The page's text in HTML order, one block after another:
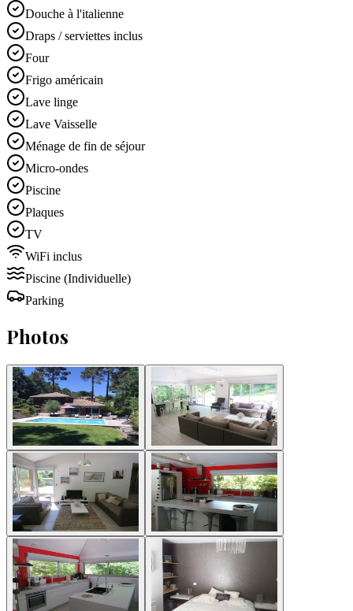
Douche à l'italienne
Draps / serviettes inclus
Four
Frigo américain
Lave linge
Lave Vaisselle
Ménage de fin de séjour
Micro-ondes
Piscine
Plaques
TV
WiFi inclus
Piscine (Individuelle)
Parking
Photos